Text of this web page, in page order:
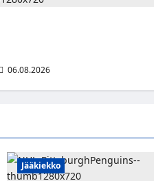
06.08.2026
Jääkiekko